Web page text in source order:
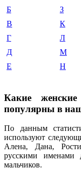
Б
З
В
К
Г
Л
Д
М
Е
Н
Какие
популярны в
По данным
используют
Алена, Дана,
русскими именами
мальчиков.